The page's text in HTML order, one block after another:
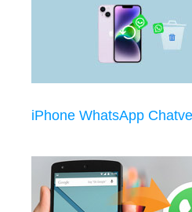
iPhone WhatsApp